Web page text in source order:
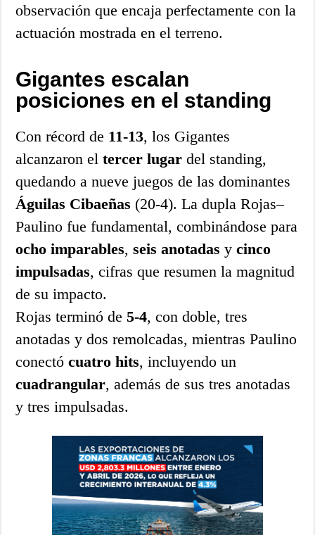
observación que encaja perfectamente con la
actuación mostrada en el terreno.
Gigantes escalan
posiciones en el standing
Con récord de 11-13, los Gigantes
alcanzaron eltercer lugar del standing,
quedando a nueve juegos de las dominantes
Águilas Cibaeñas (20-4). La dupla Rojas–
Paulino fue fundamental, combinándose para
ocho imparables,seis anotadas ycinco
impulsadas, cifras que resumen la magnitud
de su impacto.
Rojas terminó de5-4, con doble, tres
anotadas y dos remolcadas, mientras Paulino
conectócuatro hits, incluyendo un
cuadrangular, además de sus tres anotadas
y tres impulsadas.